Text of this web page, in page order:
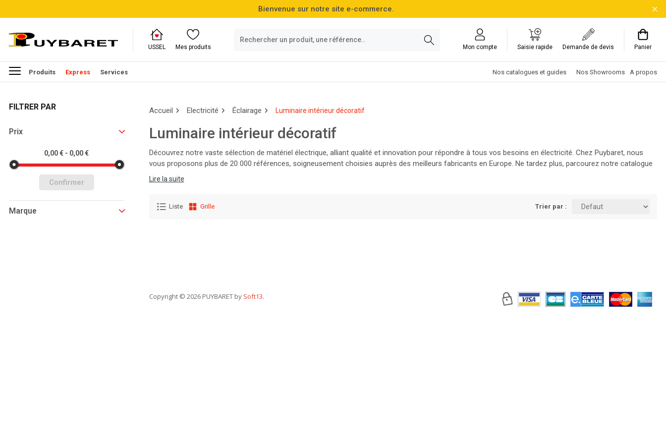
Bienvenue sur notre site e-commerce.
USSEL Mes produits Mon compte Saisie rapide Demande de devis Panier
Produits Express Services Nos catalogues et guides Nos Showrooms A propos
FILTRER PAR
Prix
0,00 € - 0,00 €
Confirmer
Marque
Accueil Electricité Éclairage Luminaire intérieur décoratif
Luminaire intérieur décoratif
Découvrez notre vaste sélection de matériel électrique, alliant qualité et innovation pour répondre à tous vos besoins en électricité. Chez Puybaret, nous
vous proposons plus de 20 000 références, soigneusement choisies auprès des meilleurs fabricants en Europe. Ne tardez plus, parcourez notre catalogue
et équipez-vous des produits les plus performants du marché !
Lire la suite
Liste Grille Trier par :
Copyright© 2026 PUYBARET by Soft13.